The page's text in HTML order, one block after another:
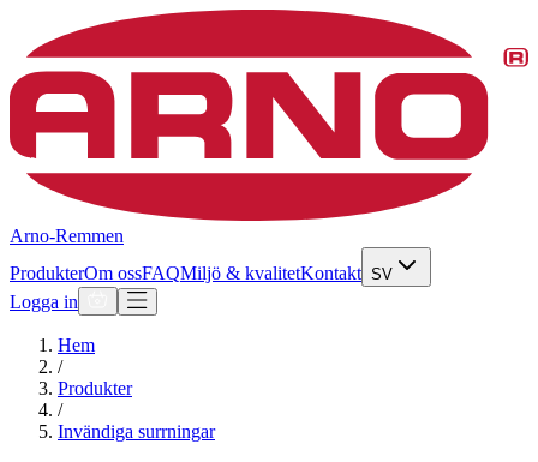
Arno-Remmen
ProdukterOm ossFAQMiljö & kvalitetKontakt SV
Logga in
Hem
/
Produkter
/
Invändiga surrningar